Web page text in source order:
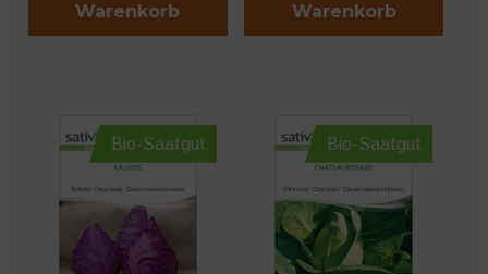
Warenkorb
Warenkorb
Bio-Saatgut Bio-Saatgut